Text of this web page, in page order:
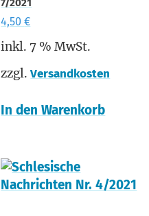
7/2021
4,50€
inkl. 7 % MwSt.
zzgl.Versandkosten
In den Warenkorb